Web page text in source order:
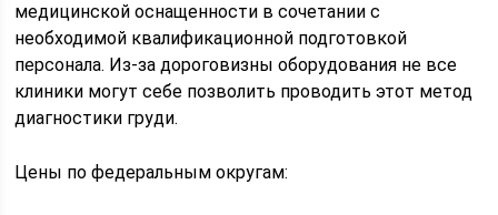
медицинской оснащенности в сочетании с
необходимой квалификационной подготовкой
персонала. Из-за дороговизны оборудования не все
клиники могут себе позволить проводить этот метод
диагностики груди.
Цены по федеральным округам: